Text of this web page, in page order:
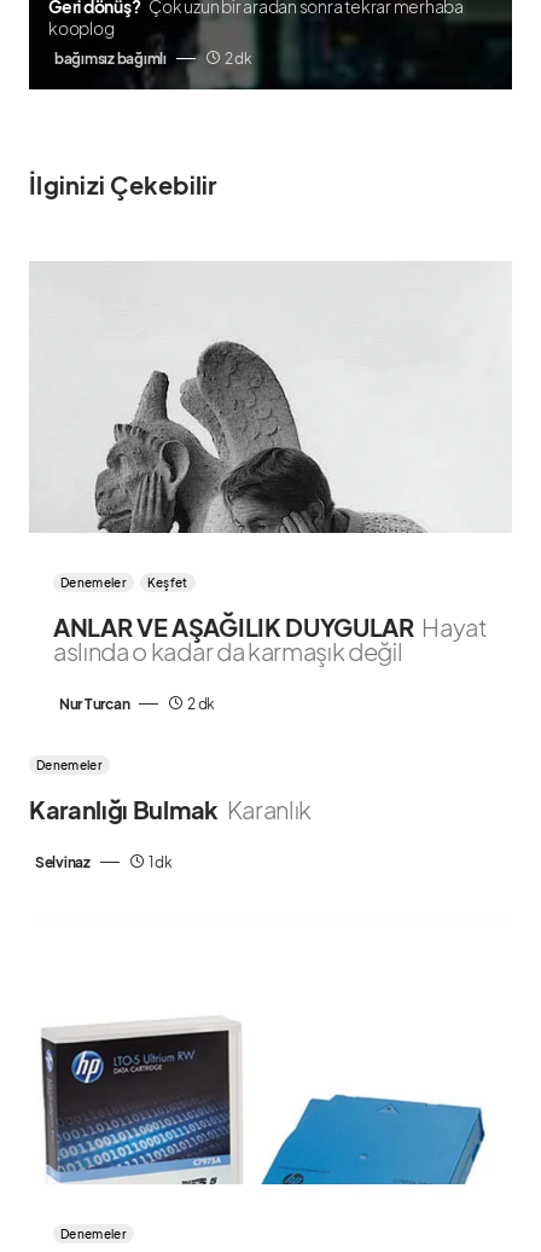
Geri dönüş? Çok uzun bir aradan sonra tekrar merhaba
kooplog
bağımsız bağımlı 2 dk
İlginizi Çekebilir
Denemeler Keşfet
ANLAR VE AŞAĞILIK DUYGULAR Hayat
aslında o kadar da karmaşık değil
Nur Turcan 2 dk
Denemeler
Karanlığı Bulmak Karanlık
Selvinaz 1 dk
Denemeler